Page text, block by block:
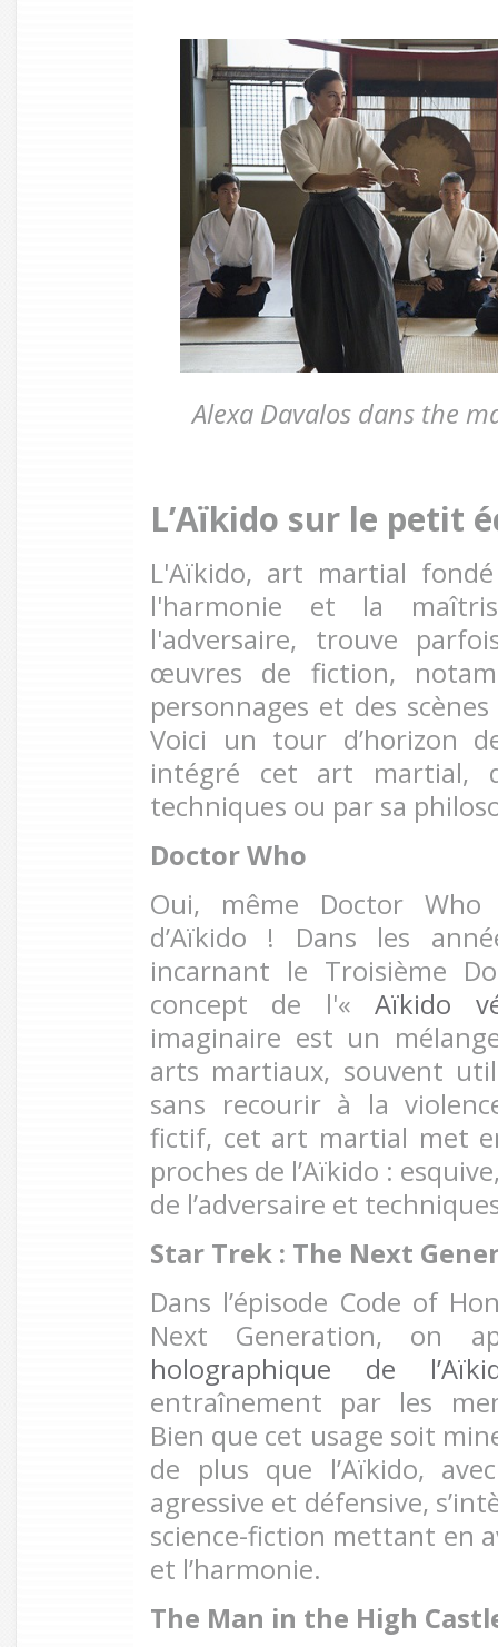
Alexa Davalos dans the
L’Aïkido sur le petit
L'Aïkido, art martial
l'harmonie et la
l'adversaire, trouve
œuvres de fiction,
personnages et des
Voici un tour d’horizon
intégré cet art martial,
techniques ou par sa
Doctor Who
Oui, même Doctor
d’Aïkido ! Dans les
incarnant le Troisième
concept de l'«Aïkido
imaginaire est un
arts martiaux, souvent
sans recourir à la
fictif, cet art martial met
proches de l’Aïkido :
de l’adversaire et
Star Trek : The Next
Dans l’épisode Code of
Next Generation, on
holographique de
entraînement par les
Bien que cet usage soit
de plus que l’Aïkido,
agressive et défensive,
science-fiction mettant en
et l’harmonie.
The Man in the High